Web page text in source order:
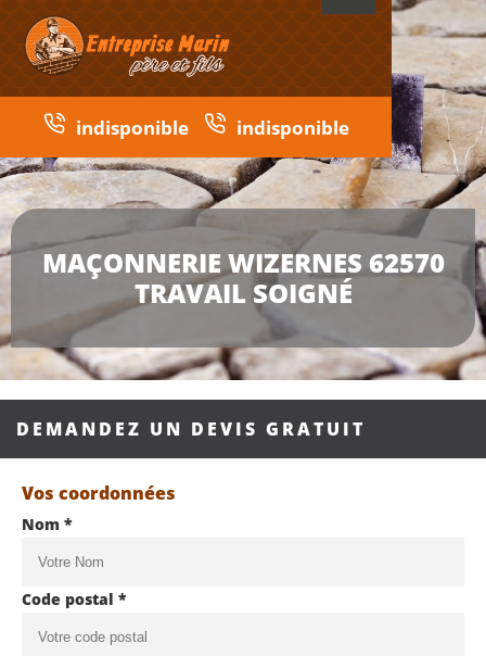
indisponible indisponible
MAÇONNERIE WIZERNES 62570
TRAVAIL SOIGNÉ
DEMANDEZ UN DEVIS GRATUIT
Vos coordonnées
Nom *
Code postal *